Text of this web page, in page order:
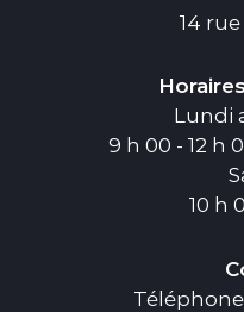
14
Lundi
9 h 00 - 12 h
10 h
Téléphone